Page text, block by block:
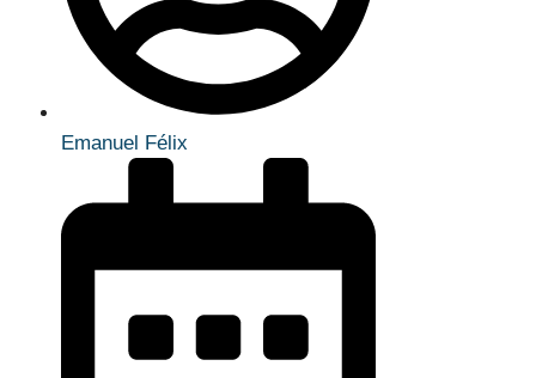
Emanuel Félix